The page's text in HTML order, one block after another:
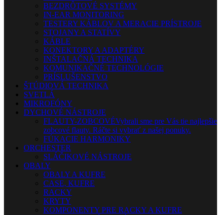
BEZDRÔTOVÉ SYSTÉMY
IN-EAR MONITORING
TESTERY KÁBLOV A MERACIE PRÍSTROJE
STOJANY A STATÍVY
KÁBLE
KONEKTORY A ADAPTÉRY
INŠTALAČNÁ TECHNIKA
KOMUNIKAČNÉ TECHNOLÓGIE
PRÍSLUŠENSTVO
ŠTÚDIOVÁ TECHNIKA
SVETLÁ
MIKROFÓNY
DYCHOVÉ NÁSTROJE
FLAUTY-ZOBCOVÉVybrali sme pre Vás tie najlepšie
zobcové flauty. Ráčte si vybrať z našej ponuky.
FÚKACIE HARMONIKY
ORCHESTER
SLÁČIKOVÉ NÁSTROJE
OBALY
OBALY A KUFRE
CASE, KUFRE
RACKY
KRYTY
KOMPONENTY PRE RACKY A KUFRE